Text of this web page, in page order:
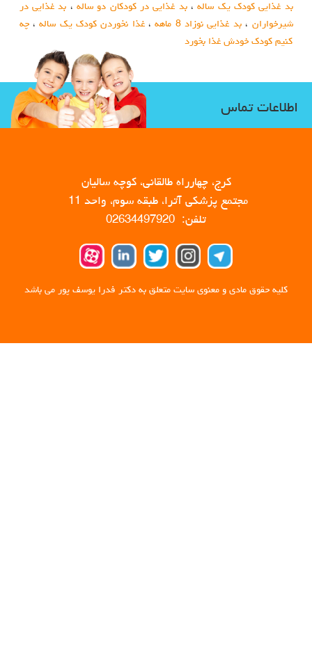
بد غذایی کودک یک ساله،بد غذایی در کودکان دو ساله ، بد غذایی در
شیرخواران ،بد غذایی نوزاد 8 ماهه ،غذا نخوردن کودک یک ساله،چه
کنیم کودک خودش غذا بخورد
اطلاعات تماس
کرج، چهارراه طالقانی، کوچه سالیان
مجتمع پزشکی آترا، طبقه سوم، واحد 11
تلفن: 02634497920
کلیه حقوق مادی و معنوی سایت متعلق به دکتر فدرا یوسف پور می باشد